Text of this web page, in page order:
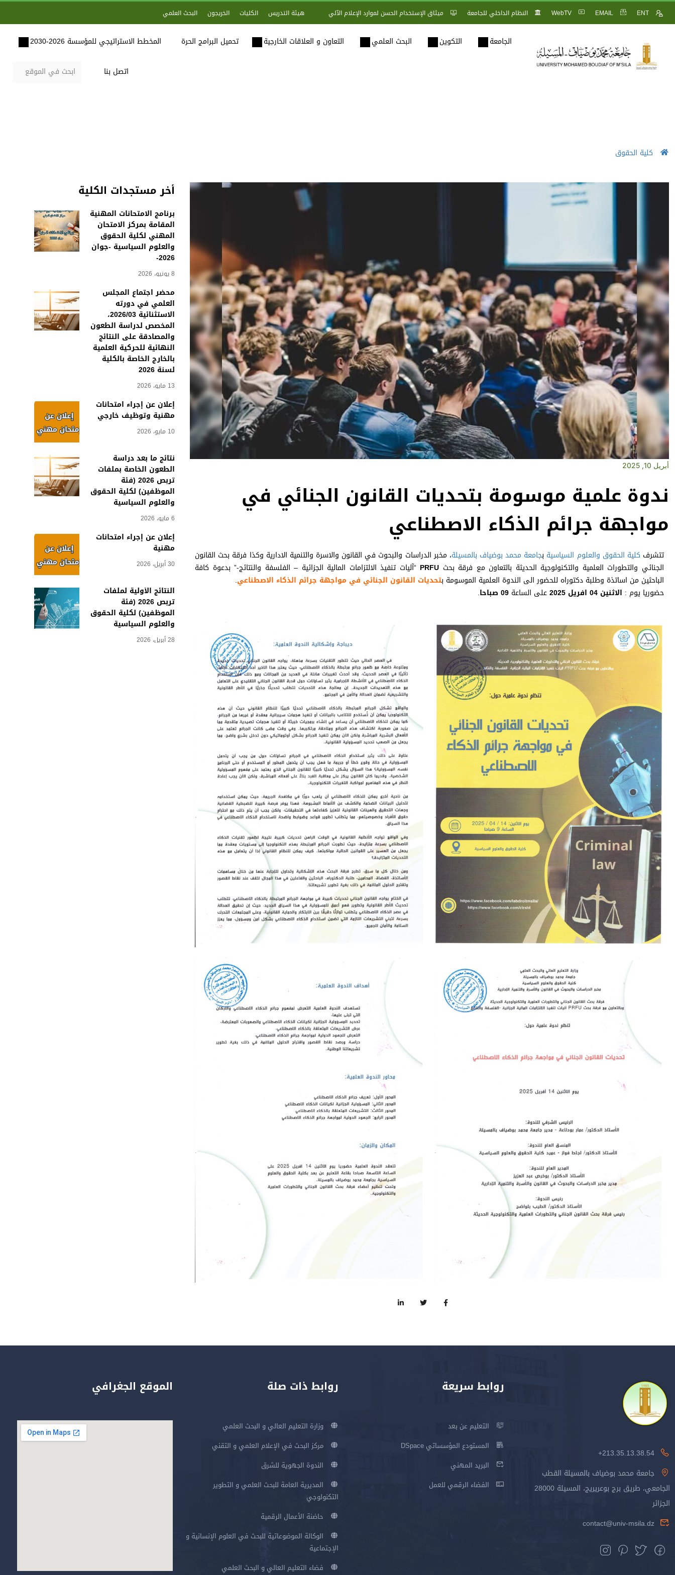
ENT
EMAIL
WebTV النظام الداخلي للجامعة ميثاق الإستخدام الحسن لموارد الإعلام الآلي هيئة التدريس الكليات الخريجون البحث العلمي
الجامعة التكوين البحث العلمي التعاون و العلاقات الخارجية تحميل البرامج الحرة المخطط الاستراتيجي للمؤسسة 2026-2030
اتصل بنا
كلية الحقوق
أخر مستجدات الكلية
برنامج الامتحانات المهنية
المقامة بمركز الامتحان
المهني لكلية الحقوق
والعلوم السياسية -جوان
2026-
8 يونيو، 2026
محضر اجتماع المجلس
العلمي في دورته
الاستثنائية 2026/03،
المخصص لدراسة الطعون
والمصادقة على النتائج
النهائية للحركية العلمية
بالخارج الخاصة بالكلية
لسنة 2026
13 مايو، 2026
إعلان عن إجراء امتحانات
مهنية وتوظيف خارجي
10 مايو، 2026
نتائج ما بعد دراسة
الطعون الخاصة بملفات
تربص 2026 (فئة
الموظفين) لكلية الحقوق
والعلوم السياسية
6 مايو، 2026
إعلان عن إجراء امتحانات
مهنية
30 أبريل، 2026
النتائج الأولية لملفات
تربص 2026 (فئة
الموظفين) لكلية الحقوق
والعلوم السياسية
28 أبريل، 2026
أبريل 10, 2025
ندوة علمية موسومة بتحديات القانون الجنائي في
مواجهة جرائم الذكاء الاصطناعي
تتشرف كلية الحقوق والعلوم السياسية بجامعة محمد بوضياف بالمسيلة، مخبر الدراسات والبحوث في القانون والاسرة والتنمية الادارية وكذا فرقة بحث القانون
الجنائي والتطورات العلمية والتكنولوجية الحديثة بالتعاون مع فرقة بحث PRFU “آليات تنفيذ الالتزامات المالية الجزائية – الفلسفة والنتائج-” بدعوة كافة
الباحثين من اساتذة وطلبة دكتوراه للحضور الى الندوة العلمية الموسومة بتحديات القانون الجنائي في مواجهة جرائم الذكاء الاصطناعي.
حضوريا يوم : الاثنين 04 افريل 2025 على الساعة 09 صباحا .
213.35.13.38.54+
جامعة محمد بوضياف بالمسيلة القطب
الجامعي، طريق برج بوعريريج، المسيلة 28000
الجزائر
contact@univ-msila.dz
روابط سريعة
التعليم عن بعد
المستودع المؤسساتي DSpace
البريد المهني
الفضاء الرقمي للعمل
روابط ذات صلة
وزارة التعليم العالي و البحث العلمي
مركز البحث في الإعلام العلمي و التقني
الندوة الجهوية للشرق
المديرية العامة للبحث العلمي و التطوير
التكنولوجي
حاضنة الأعمال الرقمية
الوكالة الموضوعاتية للبحث في العلوم الإنسانية و
الإجتماعية
فضاء التعليم العالي و البحث العلمي
الموقع الجغرافي